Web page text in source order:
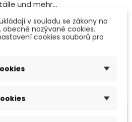
und mehr...
IN DER
v souladu se zákony na
obecně nazývané cookies.
cookies souborů pro